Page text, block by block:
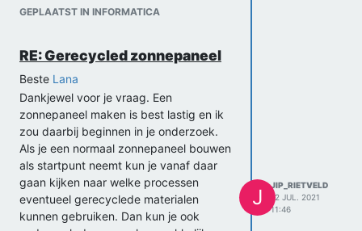
grafentheorie!
te lezen over de graaftheorie. Ik raad
jullie aan om lekker rond te googlen. Als
dat in het Nederlands niet altijd lukt kun
je ook in het Engels naargraph theory
googlen.
Als laatste bespreek ik jullie deelvragen.
Als eerste wil ik zeggen dat ik nog geen
hoofdvraag zie! Hoe kun je deelvragen
hebben zonder hoofdvraag. Alle
deelvragen samen zouden samen de
interessant. Dit zijn brede verschillende
focussen in jouw PWS.
'Complexe puzzels' oplossen die je
noemt in je vraag is namelijk niet zozeer
een AI of robot probleem maar een
wiskundig of programmeer probleem.
Voor je PWS een systeem creëren die
een sudoku kan oplossen kan namelijk
ook volledig digitaal, dan moet je alleen
je sudoku vertalen in iets wat je
computer kan inlezen.
GEPLAATST IN INFORMATICA
RE: Gerecycled zonnepaneel
Beste Lana
Dankjewel voor je vraag. Een
zonnepaneel maken is best lastig en ik
zou daarbij beginnen in je onderzoek.
Als je een normaal zonnepaneel bouwen
als startpunt neemt kun je vanaf daar
gaan kijken naar welke processen
eventueel gerecyclede materialen
kunnen gebruiken. Dan kun je ook
J
JIP_RIETVELD
12 JUL. 2021
11:46